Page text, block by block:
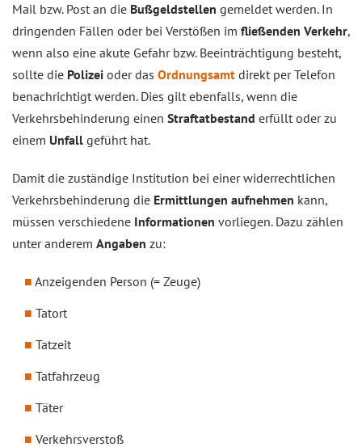
Mail bzw. Post an die Bußgeldstellen gemeldet werden. In
dringenden Fällen oder bei Verstößen im fließenden Verkehr,
wenn also eine akute Gefahr bzw. Beeinträchtigung besteht,
sollte die Polizei oder das Ordnungsamt direkt per Telefon
benachrichtigt werden. Dies gilt ebenfalls, wenn die
Verkehrsbehinderung einen Straftatbestand erfüllt oder zu
einem Unfall geführt hat.
Damit die zuständige Institution bei einer widerrechtlichen
Verkehrsbehinderung die Ermittlungen aufnehmen kann,
müssen verschiedene Informationen vorliegen. Dazu zählen
unter anderem Angaben zu:
Anzeigenden Person (= Zeuge)
Tatort
Tatzeit
Tatfahrzeug
Täter
Verkehrsverstoß